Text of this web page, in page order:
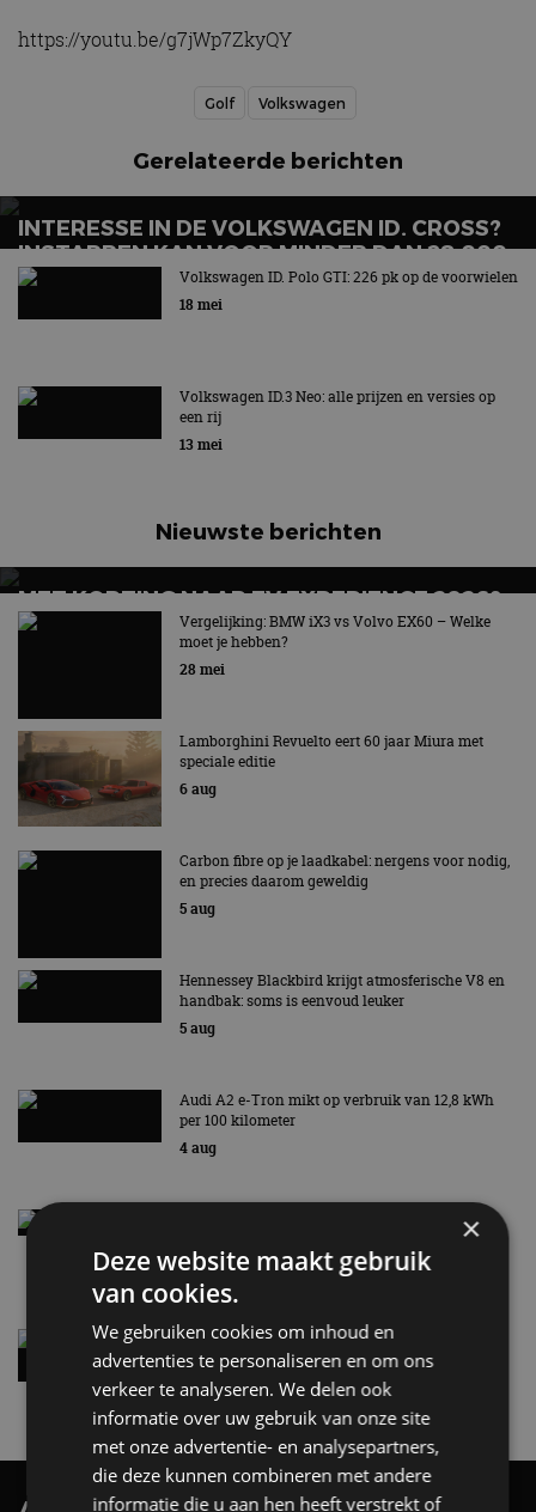
https://youtu.be/g7jWp7ZkyQY
Golf Volkswagen
Gerelateerde berichten
INTERESSE IN DE VOLKSWAGEN ID. CROSS?
INSTAPPEN KAN VOOR MINDER DAN 28.000
EURO
Volkswagen ID. Polo GTI: 226 pk op de voorwielen
18 mei
Volkswagen ID.3 Neo: alle prijzen en versies op
een rij
13 mei
Nieuwste berichten
MET KORTING NAAR EV EXPERIENCE 2026?
AUTORAI REGELT HET!
EV Experience 2026 van 24 tot 26 september
Vergelijking: BMW iX3 vs Volvo EX60 – Welke
moet je hebben?
28 mei
Lamborghini Revuelto eert 60 jaar Miura met
speciale editie
6 aug
Carbon fibre op je laadkabel: nergens voor nodig,
en precies daarom geweldig
5 aug
Hennessey Blackbird krijgt atmosferische V8 en
handbak: soms is eenvoud leuker
5 aug
Audi A2 e-Tron mikt op verbruik van 12,8 kWh
per 100 kilometer
4 aug
Elektrische Geely E2 (tijdelijk) net zo goedkoop
4 aug
Vernieuwde Hyundai Ioniq 6 rijdt tot 680
kilometer en wordt goedkoper
4 aug
×
Deze website maakt gebruik
van cookies.
We gebruiken cookies om inhoud en
advertenties te personaliseren en om ons
verkeer te analyseren. We delen ook
informatie over uw gebruik van onze site
met onze advertentie- en analysepartners,
die deze kunnen combineren met andere
informatie die u aan hen heeft verstrekt of